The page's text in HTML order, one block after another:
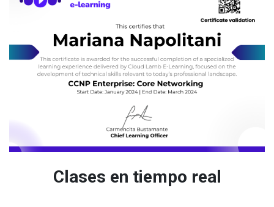
Clases en tiempo real